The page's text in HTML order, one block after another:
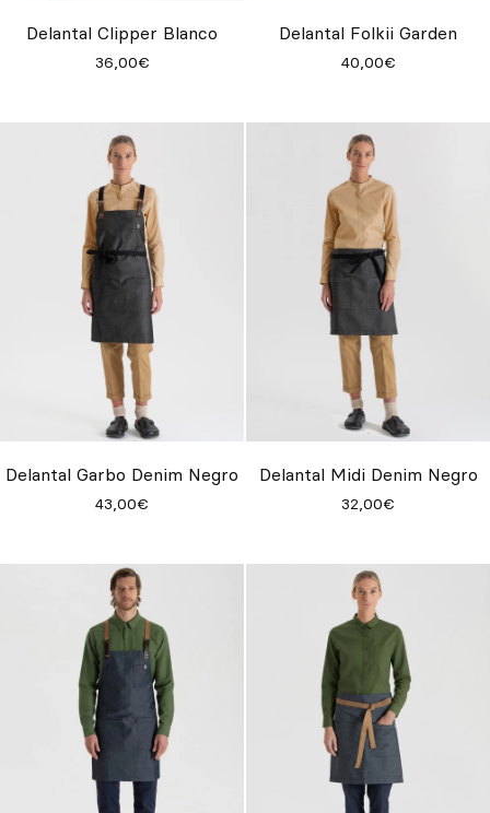
Inspírate
EN IT
Delantal Clipper Blanco
36,00€
Delantal Folkii Garden
40,00€
Delantal Garbo Denim Negro
43,00€
Delantal Midi Denim Negro
32,00€